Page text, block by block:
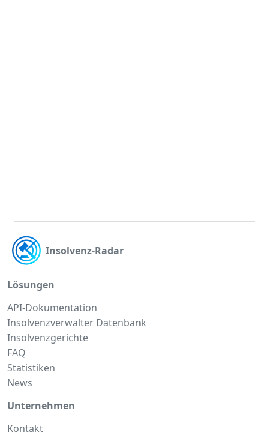
Insolvenz-Radar
Lösungen
API-Dokumentation
Insolvenzverwalter Datenbank
Insolvenzgerichte
FAQ
Statistiken
News
Unternehmen
Kontakt